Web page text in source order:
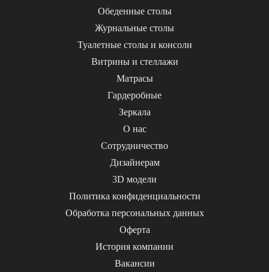
Обеденные столы
Журнальные столы
Туалетные столы и консоли
Витрины и стеллажи
Матрасы
Гардеробные
Зеркала
О нас
Сотрудничество
Дизайнерам
3D модели
Политика конфиденциальности
Обработка персональных данных
Оферта
История компании
Вакансии